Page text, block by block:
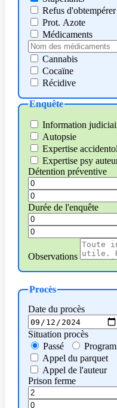
Refus d'obtempérer
Prot. Azote
Médicaments
Cannabis
Cocaïne
Récidive
Enquête
Information
Autopsie
Expertise
Expertise psy
Détention préventive
Durée de l'enquête
Observations
Procès
Date du procès
Situation procès
Passé
Appel du parquet
Appel de l'auteur
Prison ferme